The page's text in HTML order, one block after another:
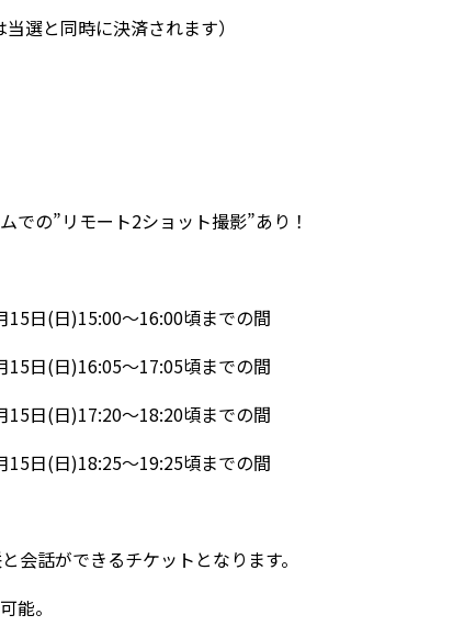
選と同時に決済されます）
の”リモート2ショット撮影”あり！
日(日)15:00～16:00頃までの間
日(日)16:05～17:05頃までの間
日(日)17:20～18:20頃までの間
日(日)18:25～19:25頃までの間
話ができるチケットとなります。
能。